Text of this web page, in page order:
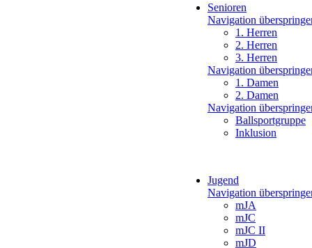
Senioren
Navigation
1. Herren
2. Herren
3. Herren
Navigation
1. Damen
2. Damen
Navigation
Ballsportgruppe
Inklusion
Jugend
Navigation
mJA
mJC
mJC II
mJD